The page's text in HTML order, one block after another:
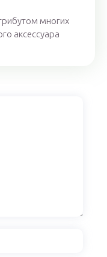
многих
аксессуара